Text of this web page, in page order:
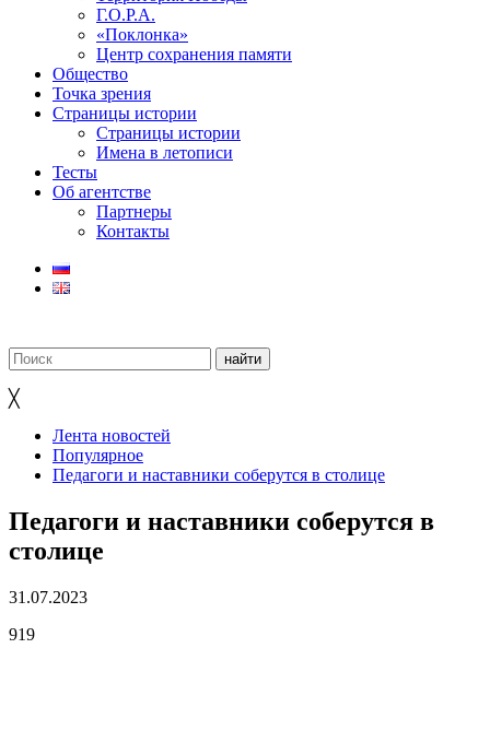
Г.О.Р.А.
«Поклонка»
Центр сохранения памяти
Общество
Точка зрения
Страницы истории
Страницы истории
Имена в летописи
Тесты
Об агентстве
Партнеры
Контакты
╳
Лента новостей
Популярное
Педагоги и наставники соберутся в столице
Педагоги и наставники соберутся в
столице
31.07.2023
919